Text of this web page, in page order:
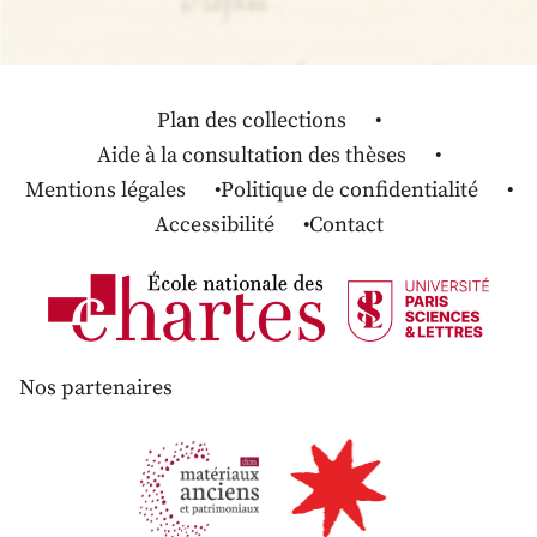
Plan des collections
Aide à la consultation des thèses
Mentions légales
Politique de confidentialité
Accessibilité
Contact
Nos partenaires